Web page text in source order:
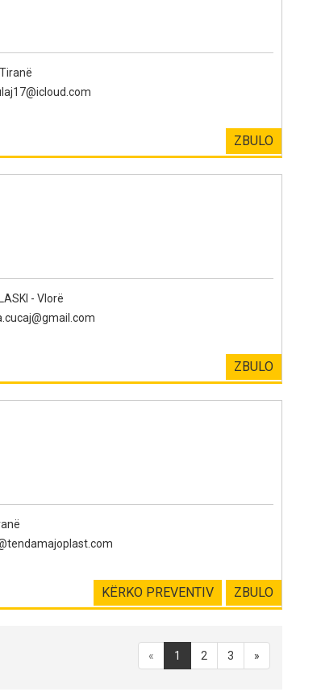
ZBULO
- Vlorë
ZBULO
ZBULO
KËRKO PREVENTIV
« 1 2 3 »